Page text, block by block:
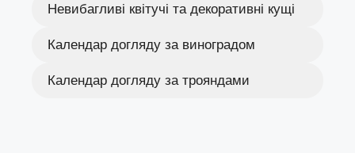
Невибагливі квітучі та декоративні кущі
Календар догляду за виноградом
Календар догляду за трояндами